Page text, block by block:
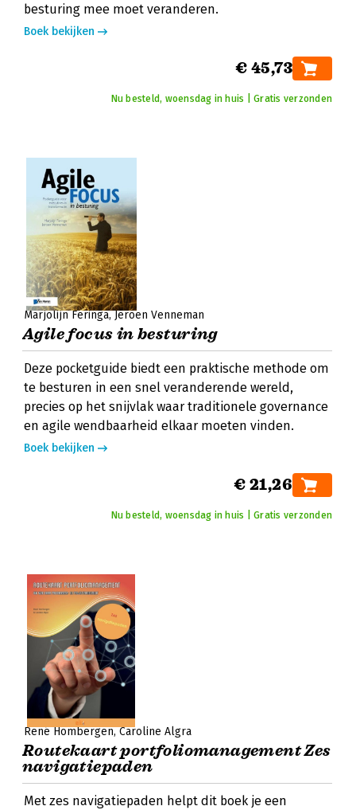
besturing mee moet veranderen.
Boek bekijken
€ 45,73
Nu besteld, woensdag in huis | Gratis verzonden
Marjolijn Feringa Jeroen Venneman
Agile focus in besturing
Deze pocketguide biedt een praktische methode om
te besturen in een snel veranderende wereld,
precies op het snijvlak waar traditionele governance
en agile wendbaarheid elkaar moeten vinden.
Boek bekijken
€ 21,26
Nu besteld, woensdag in huis | Gratis verzonden
René Hombergen Caroline Algra
Routekaart portfoliomanagement Zes
navigatiepaden
Met zes navigatiepaden helpt dit boek je een